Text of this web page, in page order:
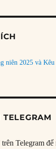
niên 2025 và
Telegram để